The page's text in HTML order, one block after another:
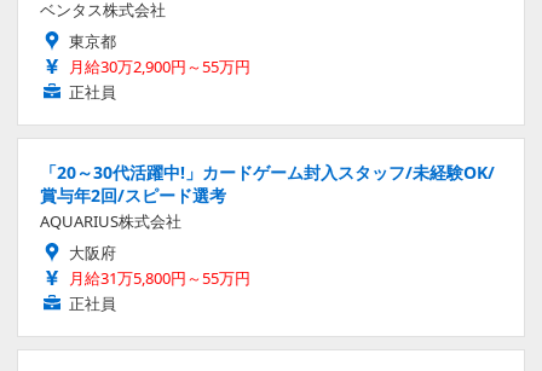
ベンタス株式会社
東京都
月給30万2,900円～55万円
正社員
「20～30代活躍中!」カードゲーム封入スタッフ/未経験OK/
賞与年2回/スピード選考
AQUARIUS株式会社
大阪府
月給31万5,800円～55万円
正社員